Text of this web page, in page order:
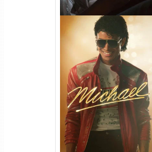
Michael Torrent (2026) WEB-
DL 1080p/4K Dual Áudio